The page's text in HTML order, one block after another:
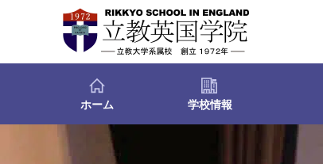
ホーム 学校情報